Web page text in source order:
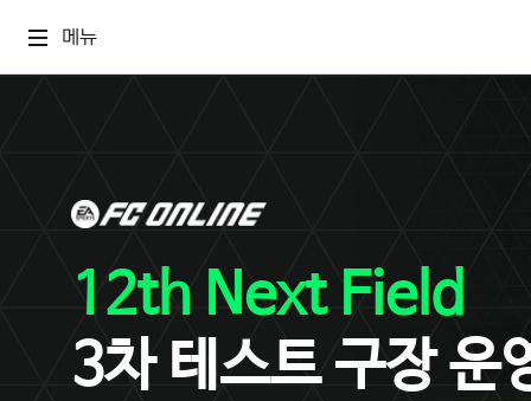
메뉴
12th Next Field
3차 테스트 구장 운